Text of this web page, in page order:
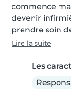
commence
devenir
prendre soin
Lire la suite
Les